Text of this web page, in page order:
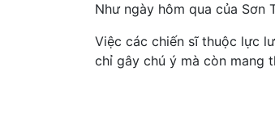
Như ngày hôm qua của Sơn
Việc các chiến sĩ thuộc lực
chỉ gây chú ý mà còn mang